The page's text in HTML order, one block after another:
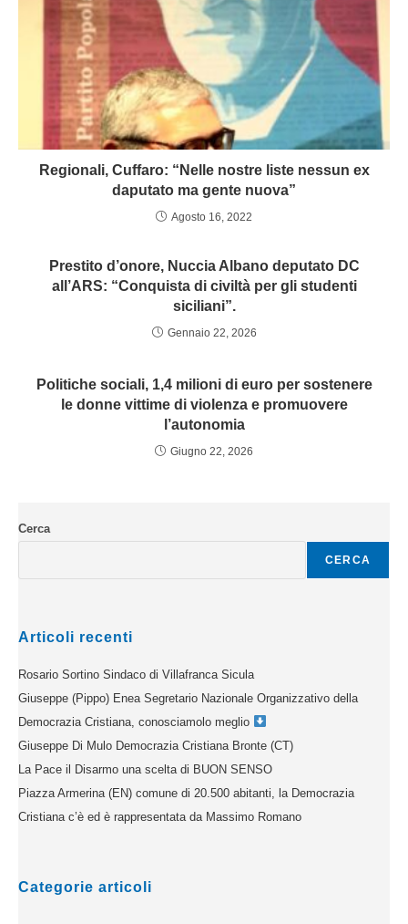
Regionali, Cuffaro: “Nelle nostre liste nessun ex
daputato ma gente nuova”
Agosto 16, 2022
Prestito d’onore, Nuccia Albano deputato DC
all’ARS: “Conquista di civiltà per gli studenti
siciliani”.
Gennaio 22, 2026
Politiche sociali, 1,4 milioni di euro per sostenere
le donne vittime di violenza e promuovere
l’autonomia
Giugno 22, 2026
Cerca
CERCA
Articoli recenti
Rosario Sortino Sindaco di Villafranca Sicula
Giuseppe (Pippo) Enea Segretario Nazionale Organizzativo della
Democrazia Cristiana, conosciamolo meglio
Giuseppe Di Mulo Democrazia Cristiana Bronte (CT)
La Pace il Disarmo una scelta di BUON SENSO
Piazza Armerina (EN) comune di 20.500 abitanti, la Democrazia
Cristiana c’è ed è rappresentata da Massimo Romano
Categorie articoli